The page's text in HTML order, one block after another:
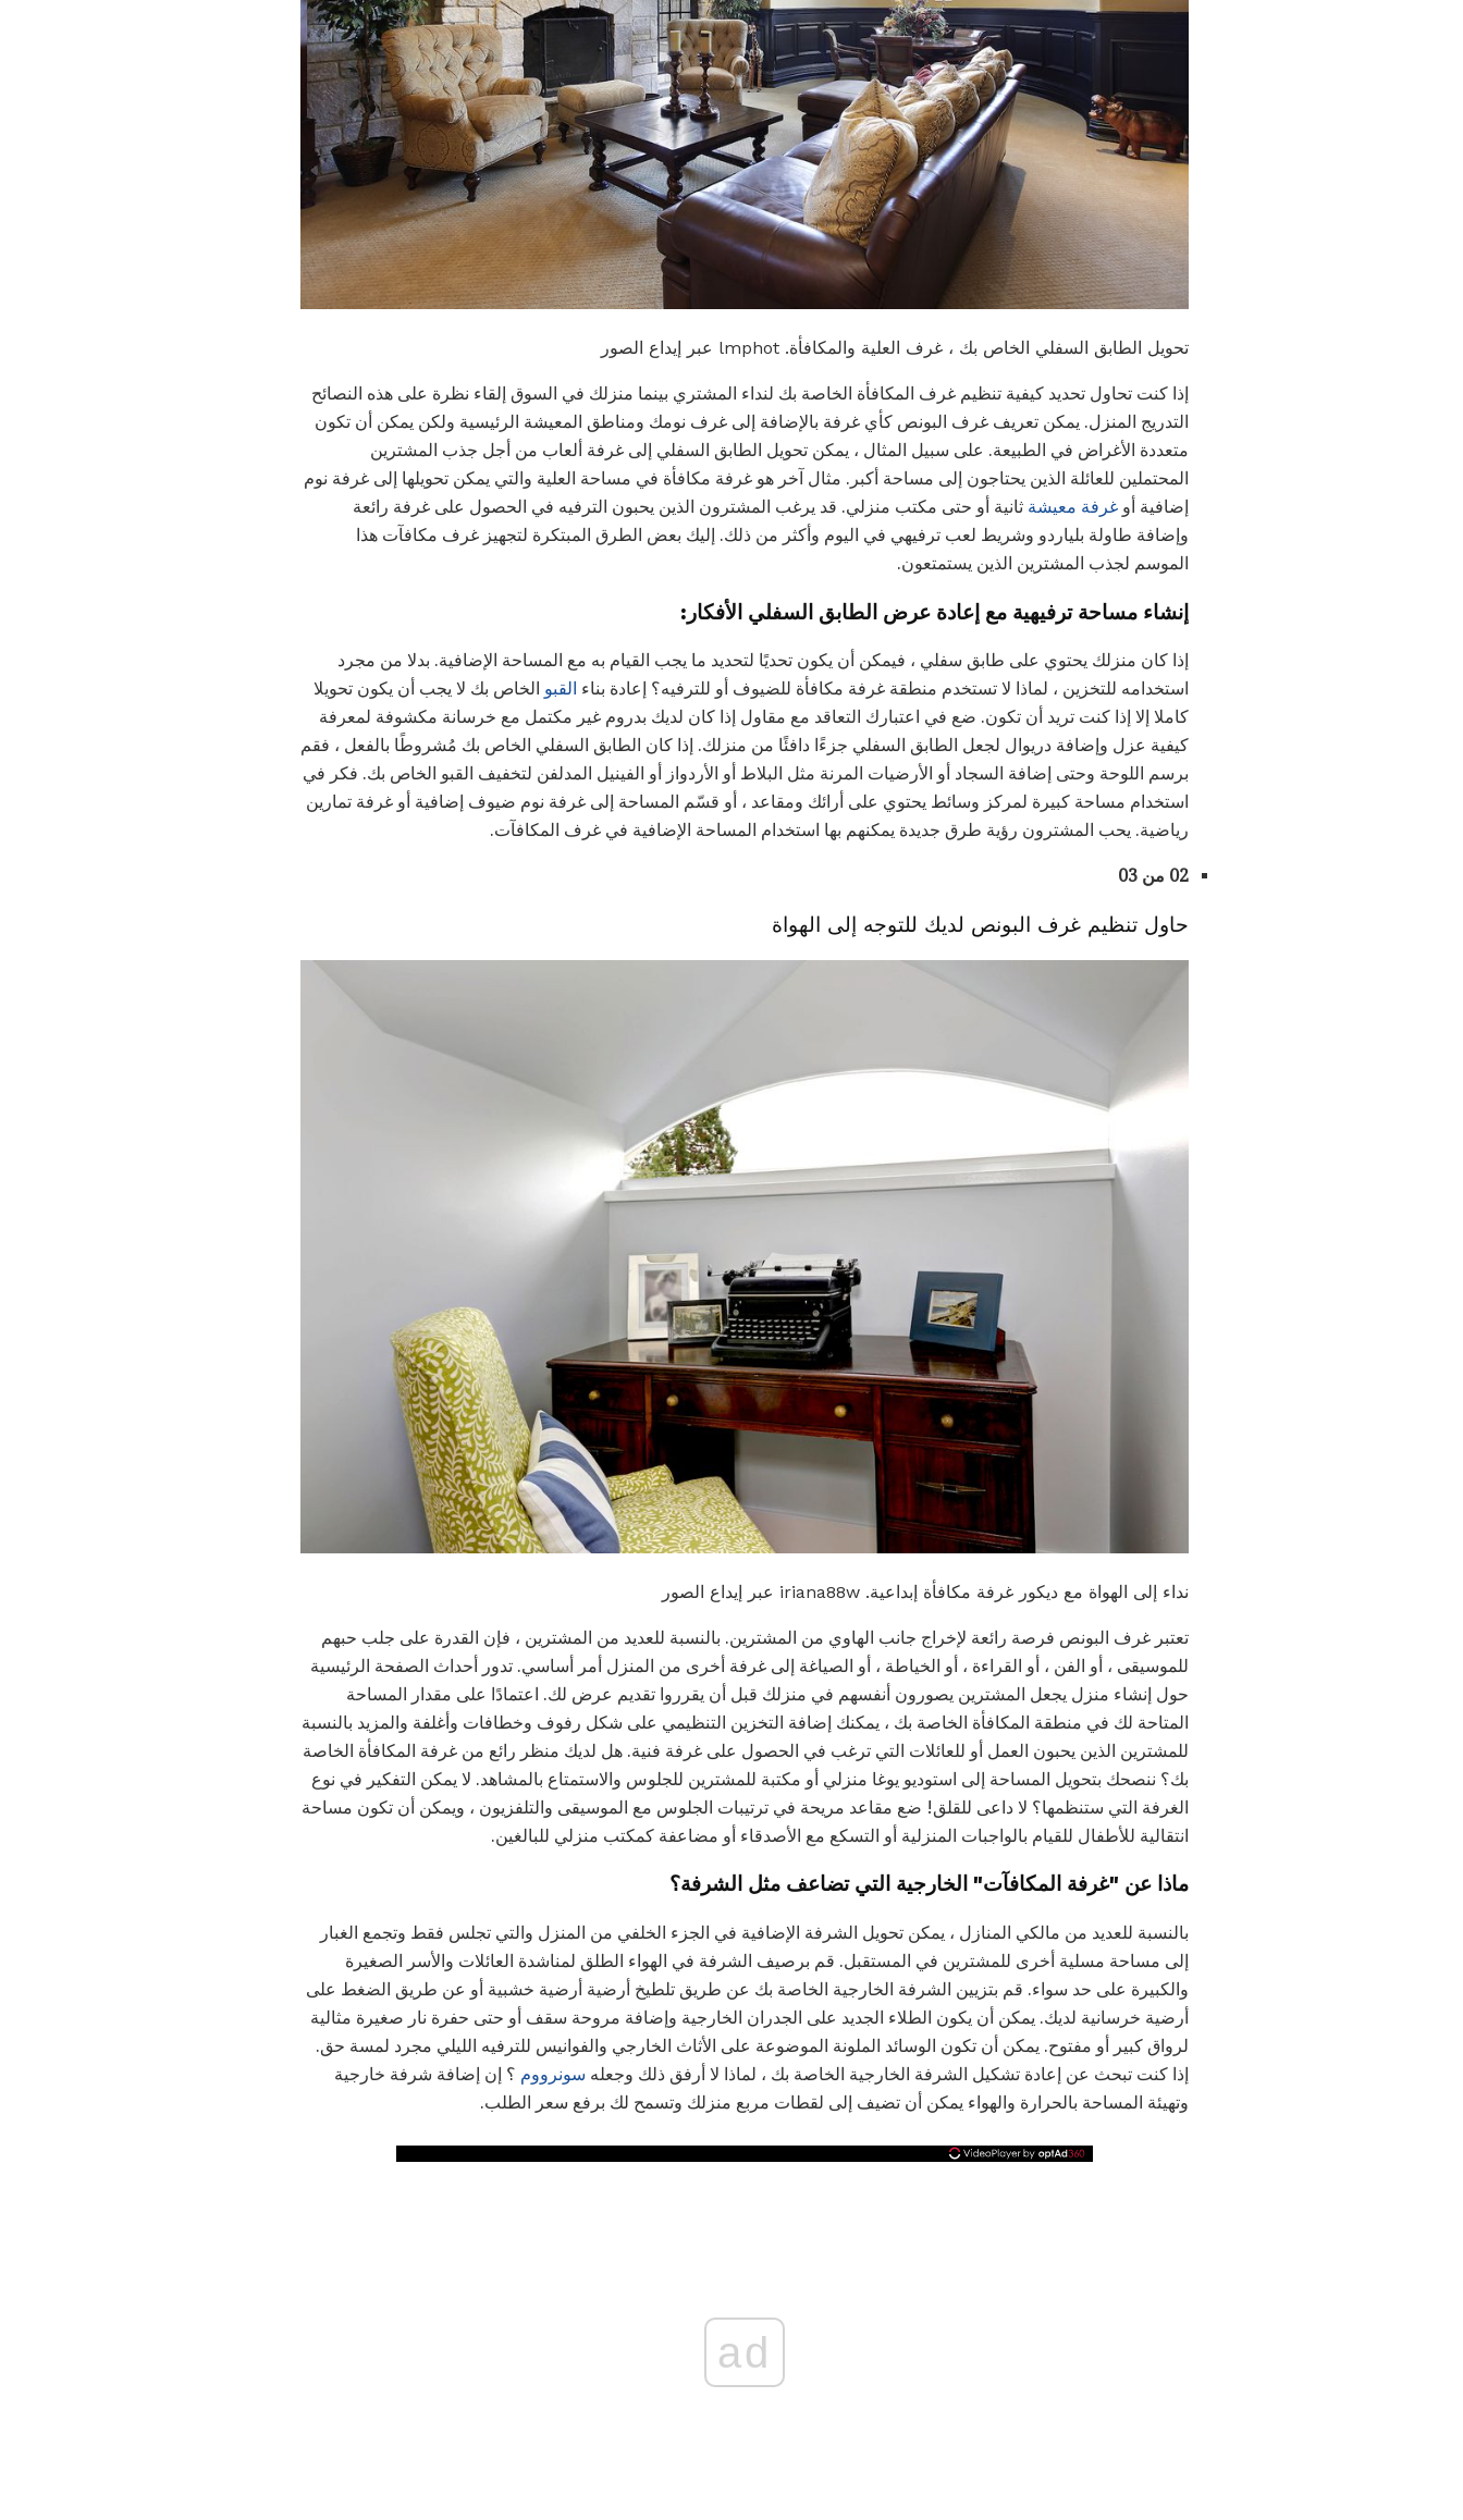
تحويل الطابق السفلي الخاص بك ، غرف العلية والمكافأة. lmphot عبر إيداع الصور
إذا كنت تحاول تحديد كيفية تنظيم غرف المكافأة الخاصة بك لنداء المشتري بينما منزلك في السوق إلقاء نظرة على هذه النصائح
التدريج المنزل. يمكن تعريف غرف البونص كأي غرفة بالإضافة إلى غرف نومك ومناطق المعيشة الرئيسية ولكن يمكن أن تكون
متعددة الأغراض في الطبيعة. على سبيل المثال ، يمكن تحويل الطابق السفلي إلى غرفة ألعاب من أجل جذب المشترين
المحتملين للعائلة الذين يحتاجون إلى مساحة أكبر. مثال آخر هو غرفة مكافأة في مساحة العلية والتي يمكن تحويلها إلى غرفة نوم
إضافية أو غرفة معيشة ثانية أو حتى مكتب منزلي. قد يرغب المشترون الذين يحبون الترفيه في الحصول على غرفة رائعة
وإضافة طاولة بلياردو وشريط لعب ترفيهي في اليوم وأكثر من ذلك. إليك بعض الطرق المبتكرة لتجهيز غرف مكافآت هذا
الموسم لجذب المشترين الذين يستمتعون.
إنشاء مساحة ترفيهية مع إعادة عرض الطابق السفلي الأفكار:
إذا كان منزلك يحتوي على طابق سفلي ، فيمكن أن يكون تحديًا لتحديد ما يجب القيام به مع المساحة الإضافية. بدلا من مجرد
استخدامه للتخزين ، لماذا لا تستخدم منطقة غرفة مكافأة للضيوف أو للترفيه؟ إعادة بناء القبو الخاص بك لا يجب أن يكون تحويلا
كاملا إلا إذا كنت تريد أن تكون. ضع في اعتبارك التعاقد مع مقاول إذا كان لديك بدروم غير مكتمل مع خرسانة مكشوفة لمعرفة
كيفية عزل وإضافة دريوال لجعل الطابق السفلي جزءًا دافئًا من منزلك. إذا كان الطابق السفلي الخاص بك مُشروطًا بالفعل ، فقم
برسم اللوحة وحتى إضافة السجاد أو الأرضيات المرنة مثل البلاط أو الأردواز أو الفينيل المدلفن لتخفيف القبو الخاص بك. فكر في
استخدام مساحة كبيرة لمركز وسائط يحتوي على أرائك ومقاعد ، أو قسّم المساحة إلى غرفة نوم ضيوف إضافية أو غرفة تمارين
رياضية. يحب المشترون رؤية طرق جديدة يمكنهم بها استخدام المساحة الإضافية في غرف المكافآت.
02 من 03
حاول تنظيم غرف البونص لديك للتوجه إلى الهواة
نداء إلى الهواة مع ديكور غرفة مكافأة إبداعية. iriana88w عبر إيداع الصور
تعتبر غرف البونص فرصة رائعة لإخراج جانب الهاوي من المشترين. بالنسبة للعديد من المشترين ، فإن القدرة على جلب حبهم
للموسيقى ، أو الفن ، أو القراءة ، أو الخياطة ، أو الصياغة إلى غرفة أخرى من المنزل أمر أساسي. تدور أحداث الصفحة الرئيسية
حول إنشاء منزل يجعل المشترين يصورون أنفسهم في منزلك قبل أن يقرروا تقديم عرض لك. اعتمادًا على مقدار المساحة
المتاحة لك في منطقة المكافأة الخاصة بك ، يمكنك إضافة التخزين التنظيمي على شكل رفوف وخطافات وأغلفة والمزيد بالنسبة
للمشترين الذين يحبون العمل أو للعائلات التي ترغب في الحصول على غرفة فنية. هل لديك منظر رائع من غرفة المكافأة الخاصة
بك؟ ننصحك بتحويل المساحة إلى استوديو يوغا منزلي أو مكتبة للمشترين للجلوس والاستمتاع بالمشاهد. لا يمكن التفكير في نوع
الغرفة التي ستنظمها؟ لا داعى للقلق! ضع مقاعد مريحة في ترتيبات الجلوس مع الموسيقى والتلفزيون ، ويمكن أن تكون مساحة
انتقالية للأطفال للقيام بالواجبات المنزلية أو التسكع مع الأصدقاء أو مضاعفة كمكتب منزلي للبالغين.
ماذا عن "غرفة المكافآت" الخارجية التي تضاعف مثل الشرفة؟
بالنسبة للعديد من مالكي المنازل ، يمكن تحويل الشرفة الإضافية في الجزء الخلفي من المنزل والتي تجلس فقط وتجمع الغبار
إلى مساحة مسلية أخرى للمشترين في المستقبل. قم برصيف الشرفة في الهواء الطلق لمناشدة العائلات والأسر الصغيرة
والكبيرة على حد سواء. قم بتزيين الشرفة الخارجية الخاصة بك عن طريق تلطيخ أرضية أرضية خشبية أو عن طريق الضغط على
أرضية خرسانية لديك. يمكن أن يكون الطلاء الجديد على الجدران الخارجية وإضافة مروحة سقف أو حتى حفرة نار صغيرة مثالية
لرواق كبير أو مفتوح. يمكن أن تكون الوسائد الملونة الموضوعة على الأثاث الخارجي والفوانيس للترفيه الليلي مجرد لمسة حق.
إذا كنت تبحث عن إعادة تشكيل الشرفة الخارجية الخاصة بك ، لماذا لا أرفق ذلك وجعله سونرووم ؟ إن إضافة شرفة خارجية
وتهيئة المساحة بالحرارة والهواء يمكن أن تضيف إلى لقطات مربع منزلك وتسمح لك برفع سعر الطلب.
ad